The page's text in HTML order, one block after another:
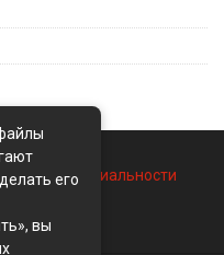
конфиденциальности
его
вы